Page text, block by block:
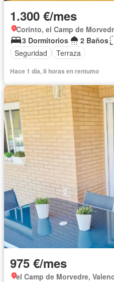
1.300 €/mes
Corinto, el Camp de
3 Dormitorios
2 Baños
Seguridad
Terraza
Hace 1 día, 8 horas en rentumo
975 €/mes
el Camp de Morvedre,